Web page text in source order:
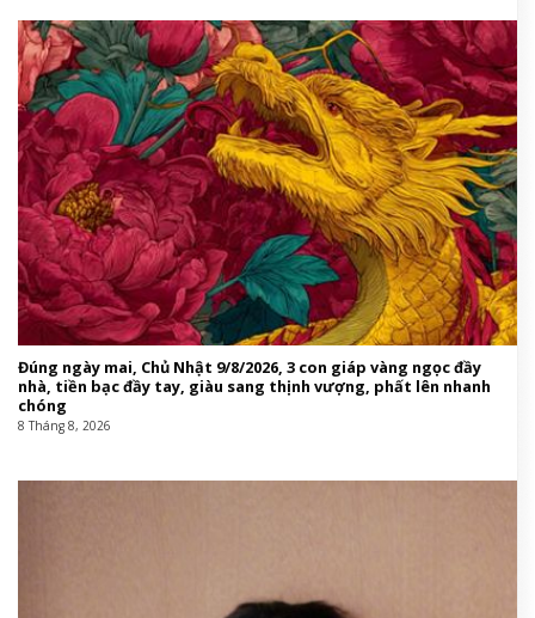
Đúng ngày mai, Chủ Nhật 9/8/2026, 3 con giáp vàng ngọc đầy
nhà, tiền bạc đầy tay, giàu sang thịnh vượng, phất lên nhanh
chóng
8 Tháng 8, 2026